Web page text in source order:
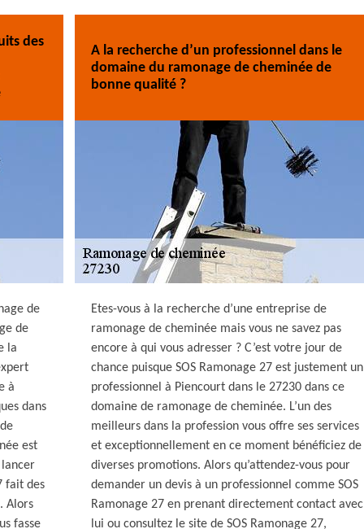
des
de
de
la
à
dans
est
fait des
Alors
fasse
A la recherche d’un professionnel dans le
domaine du ramonage de cheminée de
bonne qualité ?
Etes-vous à la recherche d’une entreprise de
ramonage de cheminée mais vous ne savez pas
encore à qui vous adresser ? C’est votre jour de
chance puisque SOS Ramonage 27 est justement un
professionnel à Piencourt dans le 27230 dans ce
domaine de ramonage de cheminée. L’un des
meilleurs dans la profession vous offre ses services
et exceptionnellement en ce moment bénéficiez de
diverses promotions. Alors qu’attendez-vous pour
demander un devis à un professionnel comme SOS
Ramonage 27 en prenant directement contact avec
lui ou consultez le site de SOS Ramonage 27,